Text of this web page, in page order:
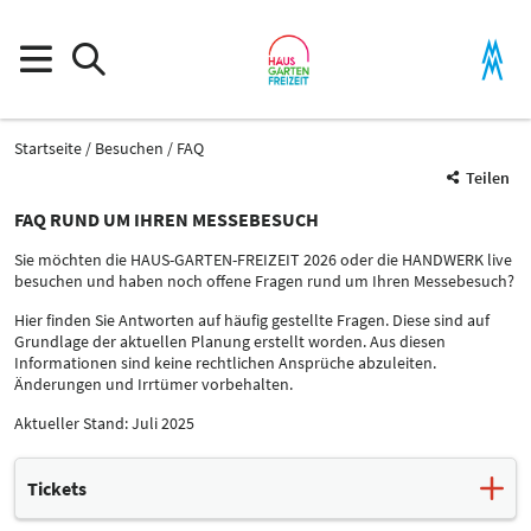
Startseite Besuchen
FAQ
Teilen
FAQ RUND UM IHREN MESSEBESUCH
Sie möchten die HAUS-GARTEN-FREIZEIT 2026 oder die HANDWERK live
besuchen und haben noch offene Fragen rund um Ihren Messebesuch?
Hier finden Sie Antworten auf häufig gestellte Fragen. Diese sind auf
Grundlage der aktuellen Planung erstellt worden. Aus diesen
Informationen sind keine rechtlichen Ansprüche abzuleiten.
Änderungen und Irrtümer vorbehalten.
Aktueller Stand: Juli 2025
Tickets